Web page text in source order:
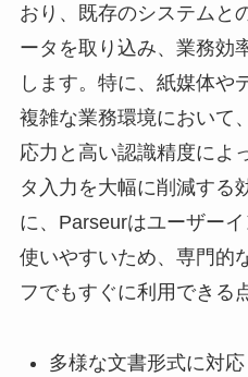
おり、既存のシステムと
ータを取り込み、業務効
します。特に、紙媒体や
複雑な業務環境において
応力と高い認識精度によ
タ入力を大幅に削減する
に、Parseurはユーザー
使いやすいため、専門的
フでもすぐに利用できる
多様な文書形式に対応